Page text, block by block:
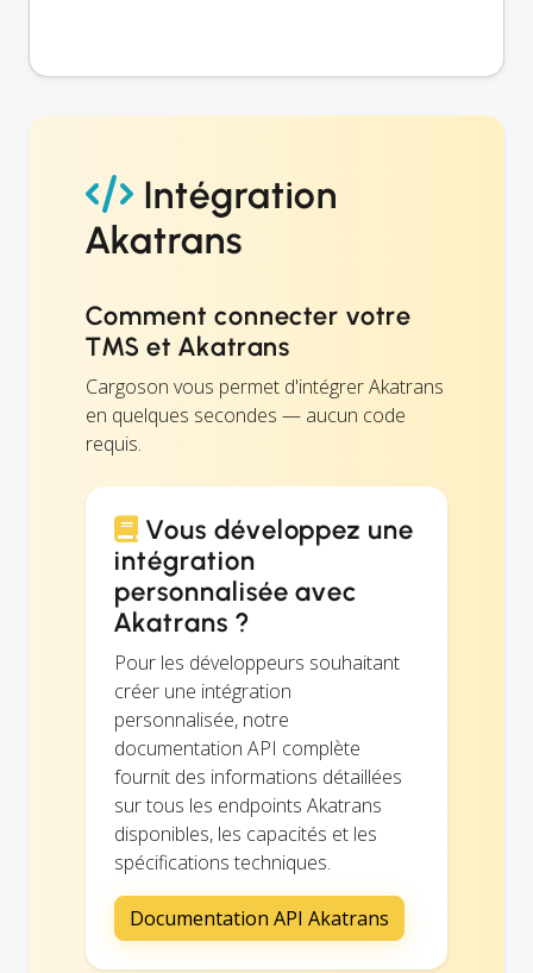
Intégration
Akatrans
Comment connecter votre
TMS et Akatrans
Cargoson vous permet d'intégrer Akatrans
en quelques secondes — aucun code
requis.
Vous développez une
intégration
personnalisée avec
Akatrans ?
Pour les développeurs souhaitant
créer une intégration
personnalisée, notre
documentation API complète
fournit des informations détaillées
sur tous les endpoints Akatrans
disponibles, les capacités et les
spécifications techniques.
Documentation API Akatrans